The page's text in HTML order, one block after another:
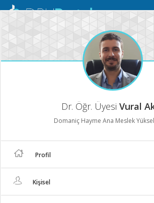
Dr. Öğr. Üyesi Vural
Domaniç Hayme Ana Meslek
Profil
Kişisel